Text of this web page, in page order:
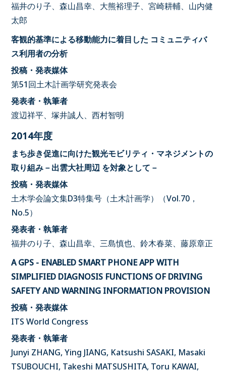
福井のり子、森山昌幸、大熊裕理子、宮崎耕輔、山内健
太郎
客観的基準による移動能力に着目した コミュニティバ
ス利用者の分析
投稿・発表媒体
第51回土木計画学研究発表会
発表者・執筆者
渡辺祥平、塚井誠人、西村智明
2014年度
まち歩き促進に向けた観光モビリティ・マネジメントの
取り組み－出雲大社周辺 を対象として－
投稿・発表媒体
土木学会論文集D3特集号（土木計画学）（Vol.70，
No.5）
発表者・執筆者
福井のり子、森山昌幸、三島慎也、鈴木春菜、藤原章正
A GPS - ENABLED SMART PHONE APP WITH
SIMPLIFIED DIAGNOSIS FUNCTIONS OF DRIVING
SAFETY AND WARNING INFORMATION PROVISION
投稿・発表媒体
ITS World Congress
発表者・執筆者
Junyi ZHANG, Ying JIANG, Katsushi SASAKI, Masaki
TSUBOUCHI, Takeshi MATSUSHITA, Toru KAWAI,